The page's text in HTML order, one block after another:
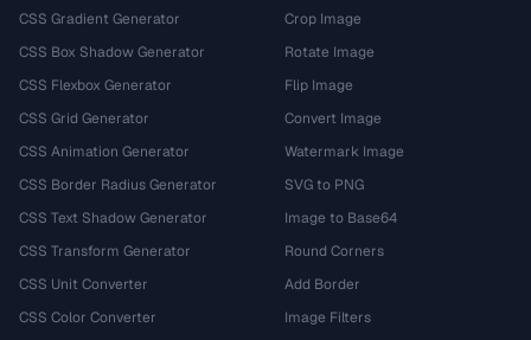
CSS Gradient Generator
CSS Box Shadow Generator
CSS Flexbox Generator
CSS Grid Generator
CSS Animation Generator
CSS Border Radius Generator
CSS Text Shadow Generator
CSS Transform Generator
CSS Unit Converter
CSS Color Converter
Crop Image
Rotate Image
Flip Image
Convert Image
Watermark Image
SVG to PNG
Image to Base64
Round Corners
Add Border
Image Filters